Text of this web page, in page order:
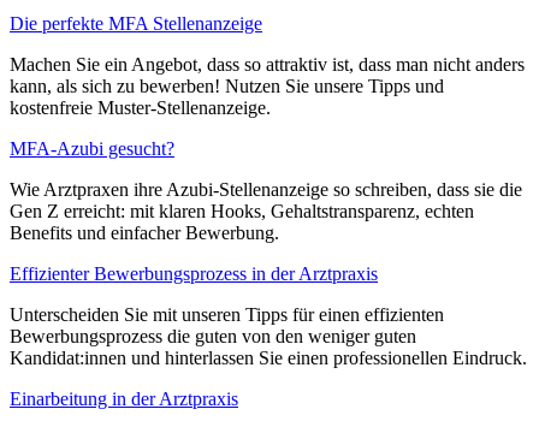
Die perfekte MFA Stellenanzeige
Machen Sie ein Angebot, dass so attraktiv ist, dass man nicht anders
kann, als sich zu bewerben! Nutzen Sie unsere Tipps und
kostenfreie Muster-Stellenanzeige.
MFA-Azubi gesucht?
Wie Arztpraxen ihre Azubi-Stellenanzeige so schreiben, dass sie die
Gen Z erreicht: mit klaren Hooks, Gehaltstransparenz, echten
Benefits und einfacher Bewerbung.
Effizienter Bewerbungsprozess in der Arztpraxis
Unterscheiden Sie mit unseren Tipps für einen effizienten
Bewerbungsprozess die guten von den weniger guten
Kandidat:innen und hinterlassen Sie einen professionellen Eindruck.
Einarbeitung in der Arztpraxis